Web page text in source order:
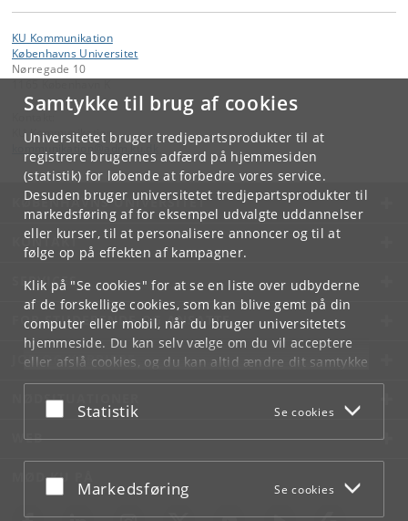
Samtykke til brug af cookies
Universitetet bruger tredjepartsprodukter til at
registrere brugernes adfærd på hjemmesiden
(statistik) for løbende at forbedre vores service.
Desuden bruger universitetet tredjepartsprodukter til
markedsføring af for eksempel udvalgte uddannelser
eller kurser, til at personalisere annoncer og til at
følge op på effekten af kampagner.
Klik på "Se cookies" for at se en liste over udbyderne
af de forskellige cookies, som kan blive gemt på din
computer eller mobil, når du bruger universitetets
hjemmeside. Du kan selv vælge om du vil acceptere
eller afslå cookies, og du kan altid ændre dit samtykke
underCookie- og privatlivspolitiksom du finder i
bunden af hver side.
Acceptér eller afslå
Statistik Se cookies
Acceptér eller afslå
Markedsføring Se cookies
KU Kommunikation
Københavns Universitet
Nørregade 10
KU Kommunikation
ku
KØBENHAVNS UNIVERSITET
KONTAKT
SERVICES
FOR STUDERENDE OG ANSATTE
JOB OG KARRIERE
NØDSITUATIONER
WEB
MØD KU PÅ